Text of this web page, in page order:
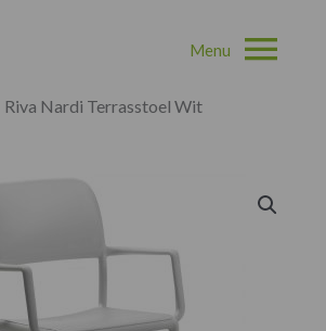
Riva Nardi Terrasstoel Wit